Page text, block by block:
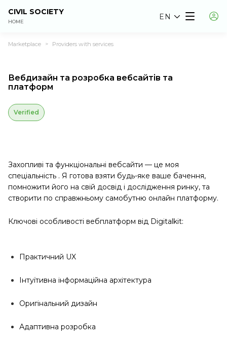
CIVIL SOCIETY
HOME
EN
Marketplace > Providers with services
Вебдизайн та розробка вебсайтів та
платформ
Verified
Захопливі та функціональні вебсайти — це моя
спеціальність . Я готова взяти будь-яке ваше бачення,
помножити його на свій досвід і дослідження ринку, та
створити по справжньому самобутню онлайн платформу.
Ключові особливості вебплатформ від Digitalkit:
Практичний UX
Інтуїтивна інформаційна архітектура
Оригінальний дизайн
Адаптивна розробка